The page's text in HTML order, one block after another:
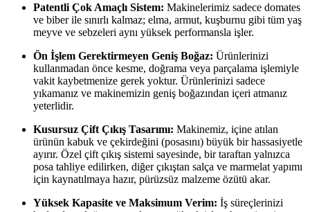
Patentli Çok Amaçlı Sistem: Makinelerimiz sadece domates
ve biber ile sınırlı kalmaz; elma, armut, kuşburnu gibi tüm yaş
meyve ve sebzeleri aynı yüksek performansla işler.
Ön İşlem Gerektirmeyen Geniş Boğaz: Ürünlerinizi
kullanmadan önce kesme, doğrama veya parçalama işlemiyle
vakit kaybetmenize gerek yoktur. Ürünlerinizi sadece
yıkamanız ve makinemizin geniş boğazından içeri atmanız
yeterlidir.
Kusursuz Çift Çıkış Tasarımı: Makinemiz, içine atılan
ürünün kabuk ve çekirdeğini (posasını) büyük bir hassasiyetle
ayırır. Özel çift çıkış sistemi sayesinde, bir taraftan yalnızca
posa tahliye edilirken, diğer çıkıştan salça ve marmelat yapımı
için kaynatılmaya hazır, pürüzsüz malzeme özütü akar.
Yüksek Kapasite ve Maksimum Verim: İş süreçlerinizi